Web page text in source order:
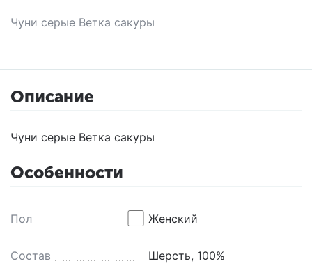
Чуни серые Ветка сакуры
Описание
Чуни серые Ветка сакуры
Особенности
Пол Женский
Состав Шерсть, 100%